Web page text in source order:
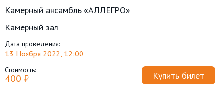
Камерный ансамбль «АЛЛЕГРО»
Камерный зал
Дата проведения:
13 Ноября 2022, 12:00
Стоимость:
400 ₽ Купить билет